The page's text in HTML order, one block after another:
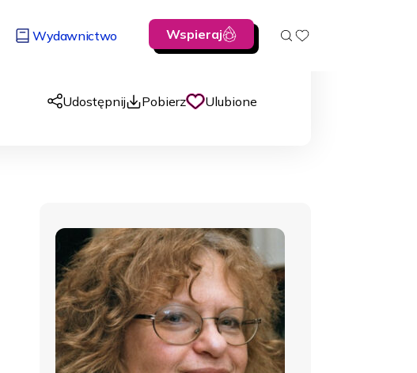
Wydawnictwo Wspieraj 00:00
Udostępnij Pobierz Ulubione